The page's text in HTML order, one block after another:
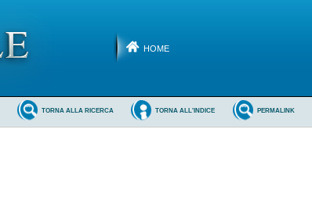
HOME
PERMALINK
TORNA ALL'INDICE
TORNA ALLA RICERCA